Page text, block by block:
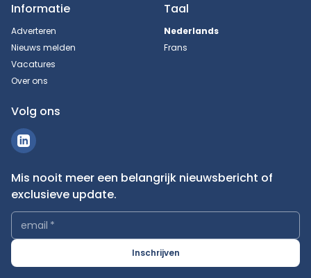
Informatie
Adverteren
Nieuws melden
Vacatures
Over ons
Taal
Nederlands
Frans
Volg ons
Mis nooit meer een belangrijk nieuwsbericht of
exclusieve update.
email *
Inschrijven